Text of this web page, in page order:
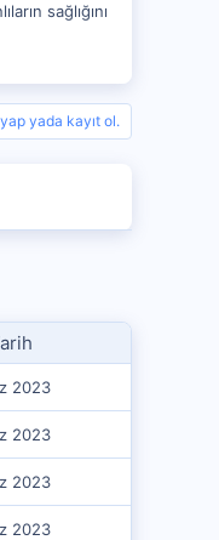
sağlığını
yada kayıt ol.
2023
2023
2023
2023